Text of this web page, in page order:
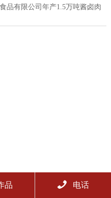
品有限公司年产1.5万吨酱卤肉
品  电话